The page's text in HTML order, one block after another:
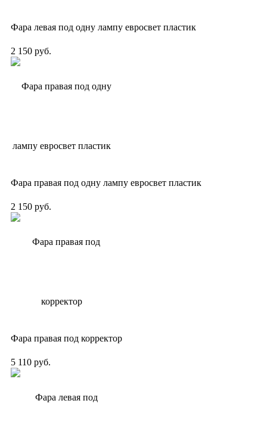
Фара левая под одну лампу евросвет пластик
2 150 руб.
Фара правая под одну лампу евросвет пластик
2 150 руб.
Фара правая под корректор
5 110 руб.